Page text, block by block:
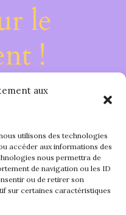
aux
utilisons des technologies
accéder aux informations des
nous permettra de
de navigation ou les ID
ou de retirer son
sur certaines caractéristiques
le
!
chose
–
!